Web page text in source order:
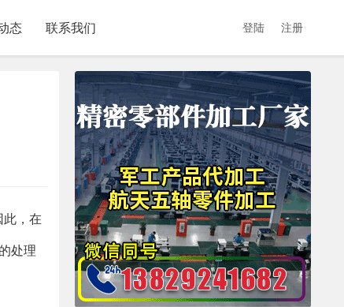
态 联系我们 登陆 注册
，在
处理